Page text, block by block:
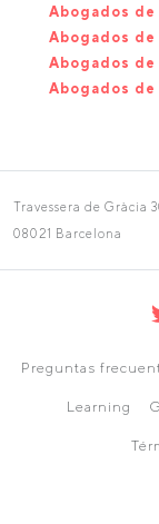
Abogados
Abogados
Abogados de
Abogados de
Travessera de Gràcia
08021 Barcelona
Preguntas
Learning